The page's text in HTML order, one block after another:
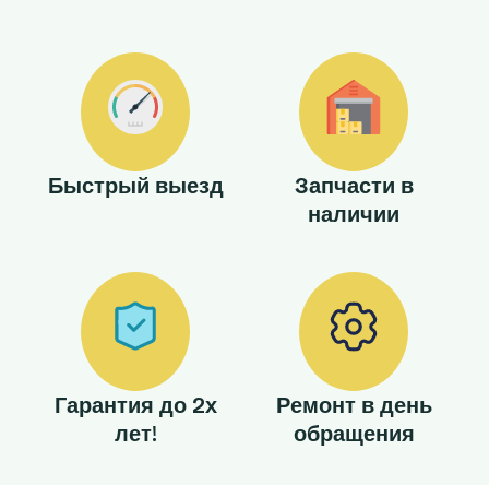
Быстрый выезд
Запчасти в
наличии
Гарантия до 2х
лет!
Ремонт в день
обращения